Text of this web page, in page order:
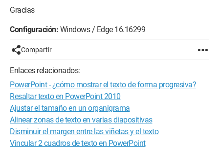
Gracias
Configuración: Windows / Edge 16.16299
Compartir
Enlaces relacionados:
PowerPoint - ¿cómo mostrar el texto de forma progresiva?
Resaltar texto en PowerPoint 2010
Ajustar el tamaño en un organigrama
Alinear zonas de texto en varias diapositivas
Disminuir el margen entre las viñetas y el texto
Vincular 2 cuadros de texto en PowerPoint